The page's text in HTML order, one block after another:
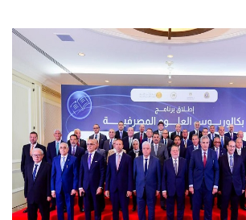
الطلاب
هيئة التدريس
الدراسات العليا
الخريجين
الموظفون